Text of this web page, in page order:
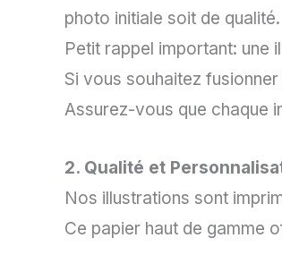
photo initiale soit de qualité.
Petit rappel important: une
Si vous souhaitez
Assurez-vous que chaque
2. Qualité et
Nos illustrations sont
Ce papier haut de gamme